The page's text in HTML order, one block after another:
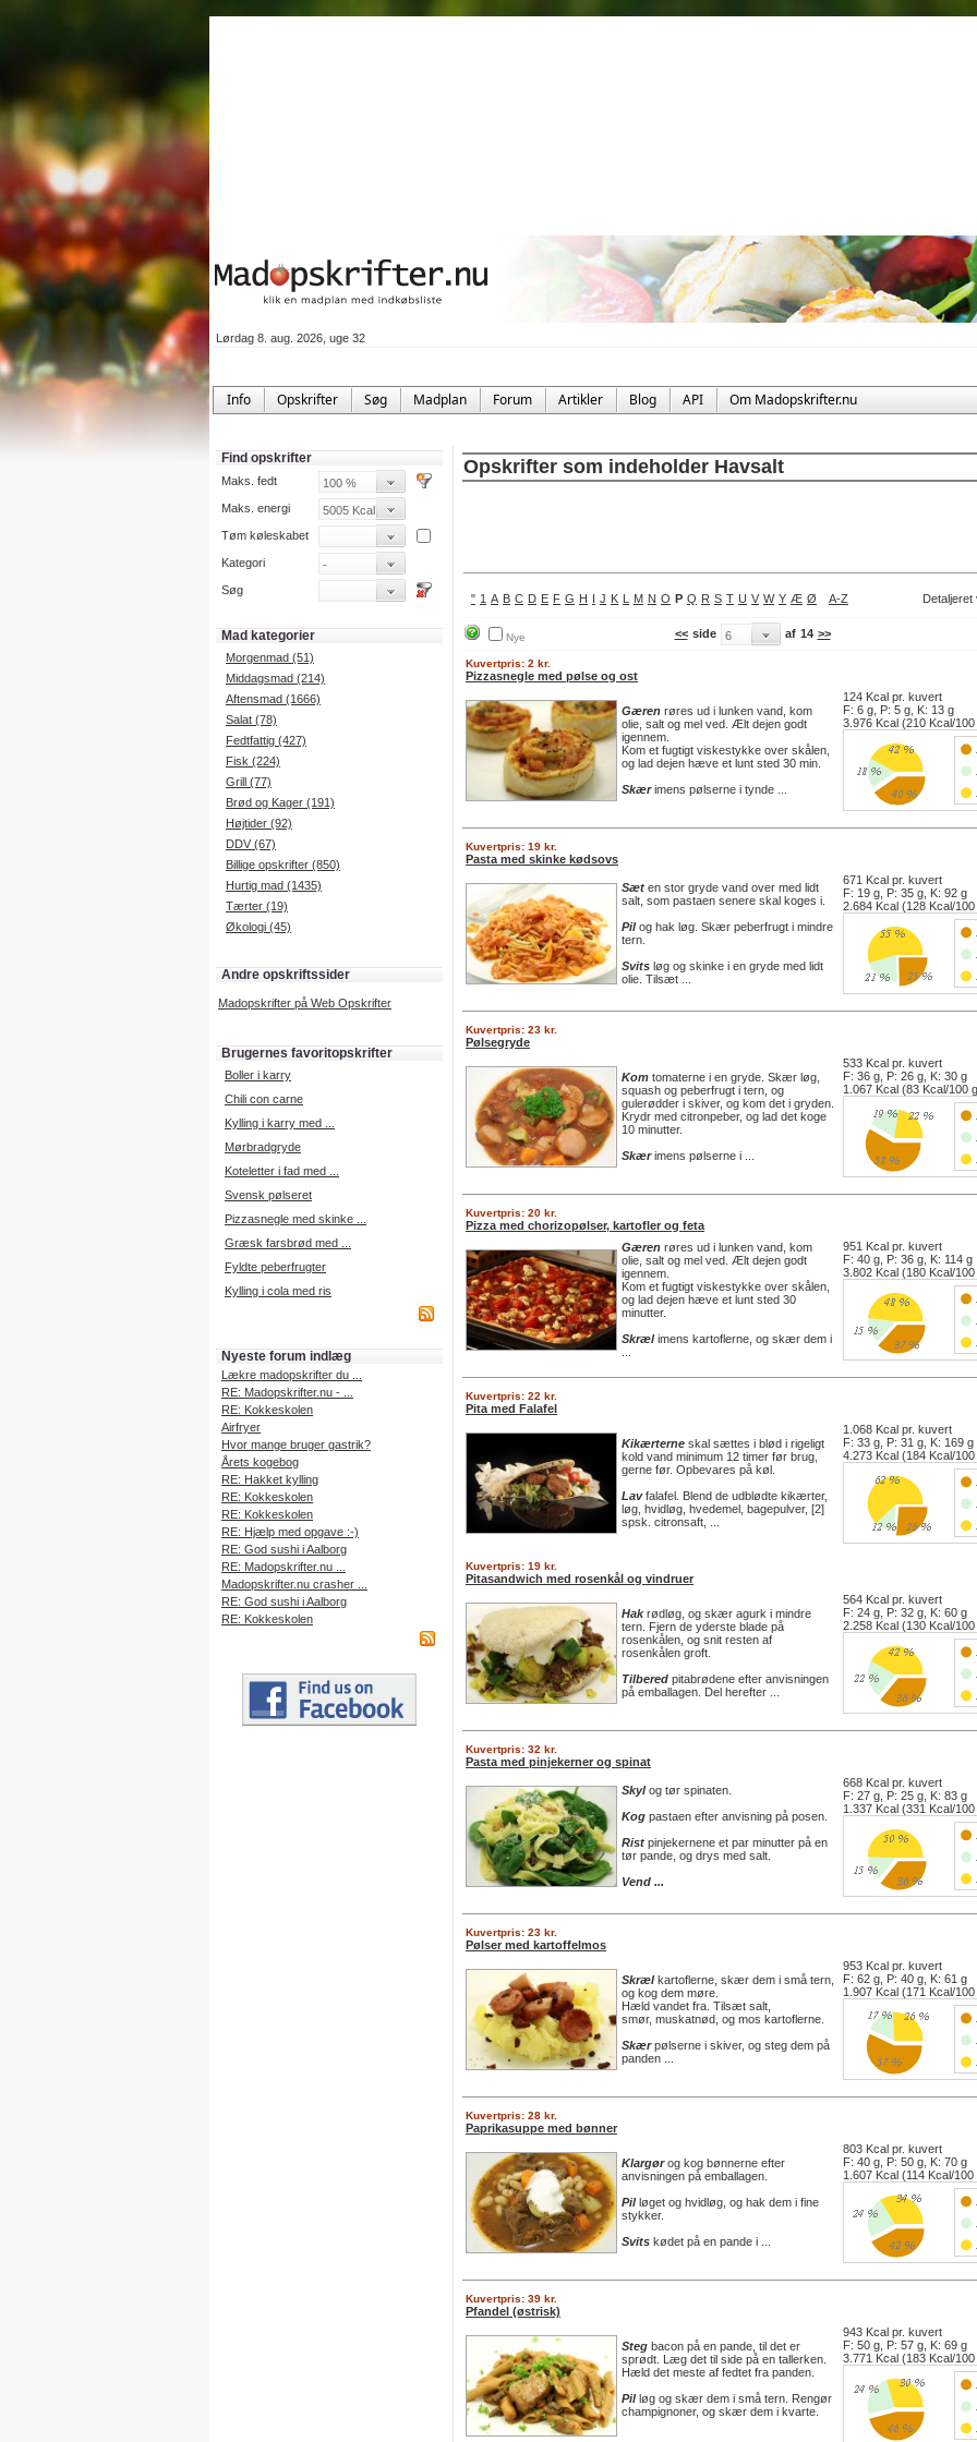
Lørdag 8. aug. 2026, uge 32
Info Opskrifter Søg Madplan Forum Artikler Blog API Om Madopskrifter.nu
Find opskrifter
Maks. fedt
Maks. energi
Tøm køleskabet
Kategori
Søg
Mad kategorier
Morgenmad (51)
Middagsmad (214)
Aftensmad (1666)
Salat (78)
Fedtfattig (427)
Fisk (224)
Grill (77)
Brød og Kager (191)
Højtider (92)
DDV (67)
Billige opskrifter (850)
Hurtig mad (1435)
Tærter (19)
Økologi (45)
Andre opskriftssider
Madopskrifter på Web Opskrifter
Brugernes favoritopskrifter
Boller i karry
Chili con carne
Kylling i karry med ...
Mørbradgryde
Koteletter i fad med ...
Svensk pølseret
Pizzasnegle med skinke ...
Græsk farsbrød med ...
Fyldte peberfrugter
Kylling i cola med ris
Nyeste forum indlæg
Lækre madopskrifter du ...
RE: Madopskrifter.nu - ...
RE: Kokkeskolen
Airfryer
Hvor mange bruger gastrik?
Årets kogebog
RE: Hakket kylling
RE: Kokkeskolen
RE: Kokkeskolen
RE: Hjælp med opgave :-)
RE: God sushi i Aalborg
RE: Madopskrifter.nu ...
Madopskrifter.nu crasher ...
RE: God sushi i Aalborg
RE: Kokkeskolen
Opskrifter som indeholder Havsalt
" 1 A B C D E F G H I J K L M N O P Q R S T U V W Y Æ Ø A-Z Detaljeret
Nye << side af 14 >>
Kuvertpris: 2 kr.
Pizzasnegle med pølse og ost
Gæren røres ud i lunken vand, kom
olie, salt og mel ved. Ælt dejen godt
igennem.
Kom et fugtigt viskestykke over skålen,
og lad dejen hæve et lunt sted 30 min.
Skærimens pølserne i tynde ...
124 Kcal pr. kuvert
F: 6 g, P: 5 g, K: 13 g
3.976 Kcal (210 Kcal/100
Kuvertpris: 19 kr.
Pasta med skinke kødsovs
Sæt en stor gryde vand over med lidt
salt, som pastaen senere skal koges i.
Pilog hak løg. Skær peberfrugt i mindre
tern.
Svits løg og skinke i en gryde med lidt
olie. Tilsæt ...
671 Kcal pr. kuvert
F: 19 g, P: 35 g, K: 92 g
2.684 Kcal (128 Kcal/100
Kuvertpris: 23 kr.
Pølsegryde
Kom tomaterne i en gryde. Skær løg,
squash og peberfrugt i tern, og
gulerødder i skiver, og kom det i gryden.
Krydr med citronpeber, og lad det koge
10 minutter.
Skærimens pølserne i ...
533 Kcal pr. kuvert
F: 36 g, P: 26 g, K: 30 g
1.067 Kcal (83 Kcal/100
Kuvertpris: 20 kr.
Pizza med chorizopølser, kartofler og feta
Gæren røres ud i lunken vand, kom
olie, salt og mel ved. Ælt dejen godt
igennem.
Kom et fugtigt viskestykke over skålen,
og lad dejen hæve et lunt sted 30
minutter.
Skrælimens kartoflerne, og skær dem i
951 Kcal pr. kuvert
F: 40 g, P: 36 g, K: 114 g
3.802 Kcal (180 Kcal/100
Kuvertpris: 22 kr.
Pita med Falafel
Kikærterne skal sættes i blød i rigeligt
kold vand minimum 12 timer før brug,
gerne før. Opbevares på køl.
Lavfalafel. Blend de udblødte kikærter,
løg, hvidløg, hvedemel, bagepulver, [2]
spsk. citronsaft, ...
1.068 Kcal pr. kuvert
F: 33 g, P: 31 g, K: 169 g
4.273 Kcal (184 Kcal/100
Kuvertpris: 19 kr.
Pitasandwich med rosenkål og vindruer
Hakrødløg, og skær agurk i mindre
tern. Fjern de yderste blade på
rosenkålen, og snit resten af
rosenkålen groft.
Tilbered pitabrødene efter anvisningen
på emballagen. Del herefter ...
564 Kcal pr. kuvert
F: 24 g, P: 32 g, K: 60 g
2.258 Kcal (130 Kcal/100
Kuvertpris: 32 kr.
Pasta med pinjekerner og spinat
Skylog tør spinaten.
Kog pastaen efter anvisning på posen.
Rist pinjekernene et par minutter på en
tør pande, og drys med salt.
Vend ...
668 Kcal pr. kuvert
F: 27 g, P: 25 g, K: 83 g
1.337 Kcal (331 Kcal/100
Kuvertpris: 23 kr.
Pølser med kartoffelmos
Skrælkartoflerne, skær dem i små tern,
og kog dem møre.
Hæld vandet fra. Tilsæt salt,
smør, muskatnød, og mos kartoflerne.
Skærpølserne i skiver, og steg dem på
panden ...
953 Kcal pr. kuvert
F: 62 g, P: 40 g, K: 61 g
1.907 Kcal (171 Kcal/100
Kuvertpris: 28 kr.
Paprikasuppe med bønner
Klargørog kog bønnerne efter
anvisningen på emballagen.
Pilløget og hvidløg, og hak dem i fine
stykker.
Svits kødet på en pande i ...
803 Kcal pr. kuvert
F: 40 g, P: 50 g, K: 70 g
1.607 Kcal (114 Kcal/100
Kuvertpris: 39 kr.
Pfandel (østrisk)
Steg bacon på en pande, til det er
sprødt. Læg det til side på en tallerken.
Hæld det meste af fedtet fra panden.
Pilløg og skær dem i små tern. Rengør
champignoner, og skær dem i kvarte.
943 Kcal pr. kuvert
F: 50 g, P: 57 g, K: 69 g
3.771 Kcal (183 Kcal/100